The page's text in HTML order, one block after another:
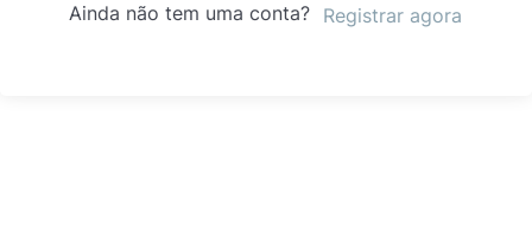
Ainda não tem uma conta? Registrar agora